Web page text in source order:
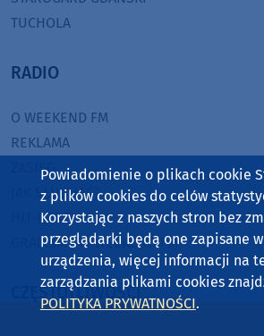
TUCHOLA
RADIO
O WEEKEND FM
REKLAMA
ZASIĘG
JAK SŁUCHAĆ?
HIT-PORT
GRALIŚMY W WEEKEND FM
CZĘSTOTLIWOŚCI
Powiadomienie o plikach cookie
z plików cookies do celów
Korzystając z naszych stron bez
przeglądarki będą one zapisane
urządzenia, więcej informacji na
zarządzania plikami cookies
POLITYKA PRYWATNOŚCI.